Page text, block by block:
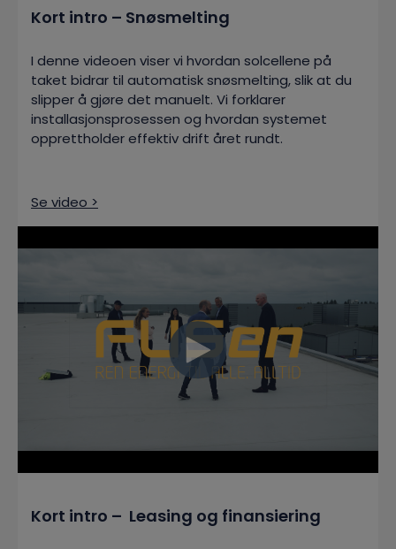
Kort intro – Snøsmelting
I denne videoen viser vi hvordan solcellene på
taket bidrar til automatisk snøsmelting, slik at du
slipper å gjøre det manuelt. Vi forklarer
installasjonsprosessen og hvordan systemet
opprettholder effektiv drift året rundt.
Se video >
Kort intro – Leasing og finansiering